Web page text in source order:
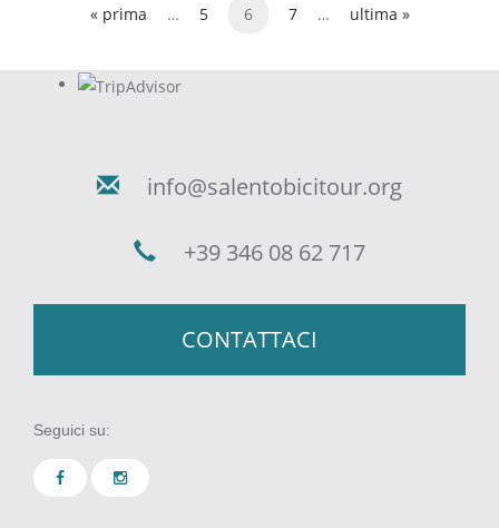
« prima … 5 6 7 … ultima »
info@salentobicitour.org
+39 346 08 62 717
CONTATTACI
Seguici su: